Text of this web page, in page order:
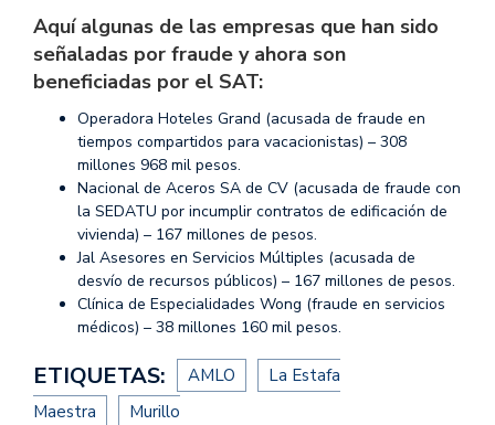
Aquí algunas de las empresas que han sido
señaladas por fraude y ahora son
beneficiadas por el SAT:
Operadora Hoteles Grand (acusada de fraude en
tiempos compartidos para vacacionistas) – 308
millones 968 mil pesos.
Nacional de Aceros SA de CV (acusada de fraude con
la SEDATU por incumplir contratos de edificación de
vivienda) – 167 millones de pesos.
Jal Asesores en Servicios Múltiples (acusada de
desvío de recursos públicos) – 167 millones de pesos.
Clínica de Especialidades Wong (fraude en servicios
médicos) – 38 millones 160 mil pesos.
ETIQUETAS: AMLO
La Estafa
Maestra
Murillo